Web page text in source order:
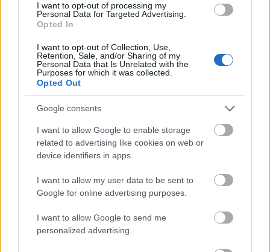
I want to opt-out of processing my
Personal Data for Targeted Advertising.
Opted In
I want to opt-out of Collection, Use,
Retention, Sale, and/or Sharing of my
Personal Data that Is Unrelated with the
Purposes for which it was collected.
Opted Out
Google consents
I want to allow Google to enable storage
related to advertising like cookies on web or
device identifiers in apps.
I want to allow my user data to be sent to
Google for online advertising purposes.
I want to allow Google to send me
personalized advertising.
Alanyi adómentesség 2025: Emelkedik az
értékhatár
2025. február 04.
Perfekt Blog
adórendszerben: emelkedik az alanyi adómentesség
értékhatára. Ez a módosítás különösen az egyéni...